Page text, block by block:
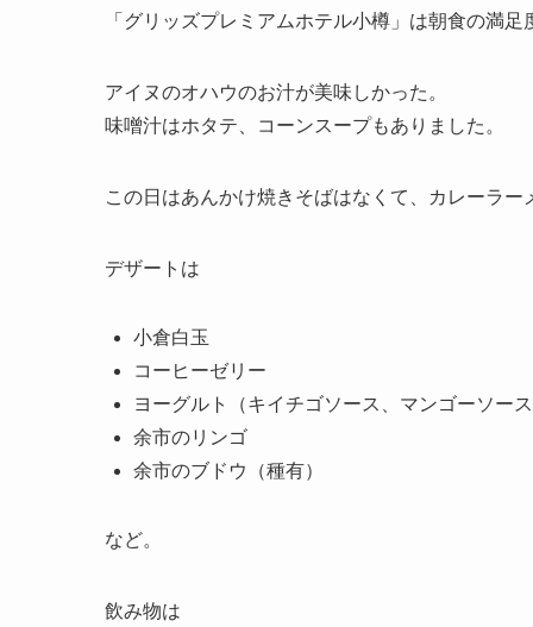
「グリッズプレミアムホテル小樽」は朝食の満
アイヌのオハウのお汁が美味しかった。
味噌汁はホタテ、コーンスープもありました。
この日はあんかけ焼きそばはなくて、カレーラー
デザートは
小倉白玉
コーヒーゼリー
ヨーグルト（キイチゴソース、マンゴーソー
余市のリンゴ
余市のブドウ（種有）
など。
飲み物は